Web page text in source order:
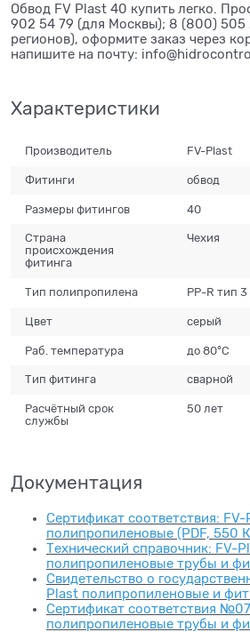
Обвод FV Plast 40 купить легко.
902 54 79 (для Москвы); 8 (800) 505
регионов), оформите заказ через
напишите на почту:
Характеристики
Производитель FV-Plast
Фитинги обвод
Размеры фитингов 40
Страна
происхождения
фитинга
Чехия
Тип полипропилена PP-R тип 3
Цвет серый
Раб. температура до 80°С
Тип фитинга сварной
Расчётный срок
службы
50 лет
Документация
Сертификат соответствия:
полипропиленовые (PDF, 550
Технический справочник: FV-
полипропиленовые трубы и
Свидетельство о
Plast полипропиленовые и
Сертификат соответствия
полипропиленовые трубы и